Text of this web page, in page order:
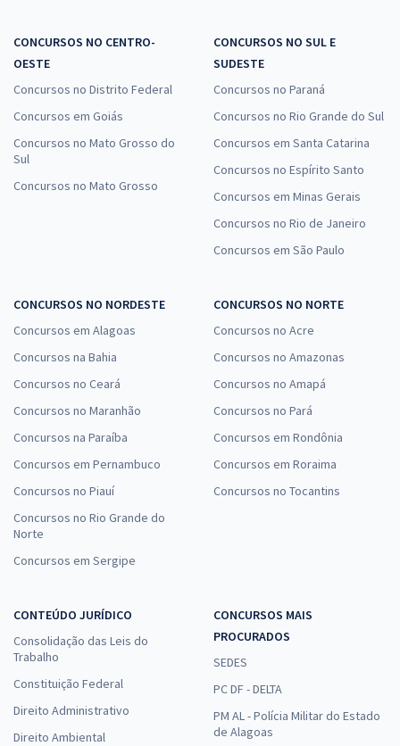
CONCURSOS NO CENTRO-
OESTE
Concursos no Distrito Federal
Concursos em Goiás
Concursos no Mato Grosso do
Sul
Concursos no Mato Grosso
CONCURSOS NO SUL E
SUDESTE
Concursos no Paraná
Concursos no Rio Grande do Sul
Concursos em Santa Catarina
Concursos no Espírito Santo
Concursos em Minas Gerais
Concursos no Rio de Janeiro
Concursos em São Paulo
CONCURSOS NO NORDESTE
Concursos em Alagoas
Concursos na Bahia
Concursos no Ceará
Concursos no Maranhão
Concursos na Paraíba
Concursos em Pernambuco
Concursos no Piauí
Concursos no Rio Grande do
Norte
Concursos em Sergipe
CONCURSOS NO NORTE
Concursos no Acre
Concursos no Amazonas
Concursos no Amapá
Concursos no Pará
Concursos em Rondônia
Concursos em Roraima
Concursos no Tocantins
CONTEÚDO JURÍDICO
Consolidação das Leis do
Trabalho
Constituição Federal
Direito Administrativo
Direito Ambiental
CONCURSOS MAIS
PROCURADOS
SEDES
PC DF - DELTA
PM AL - Polícia Militar do Estado
de Alagoas